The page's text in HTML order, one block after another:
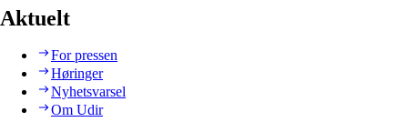
Aktuelt
For pressen
Høringer
Nyhetsvarsel
Om Udir